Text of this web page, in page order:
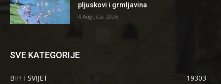
pljuskovi i grmljavina
4 Augusta, 2026
SVE KATEGORIJE
BIH I SVIJET
19303